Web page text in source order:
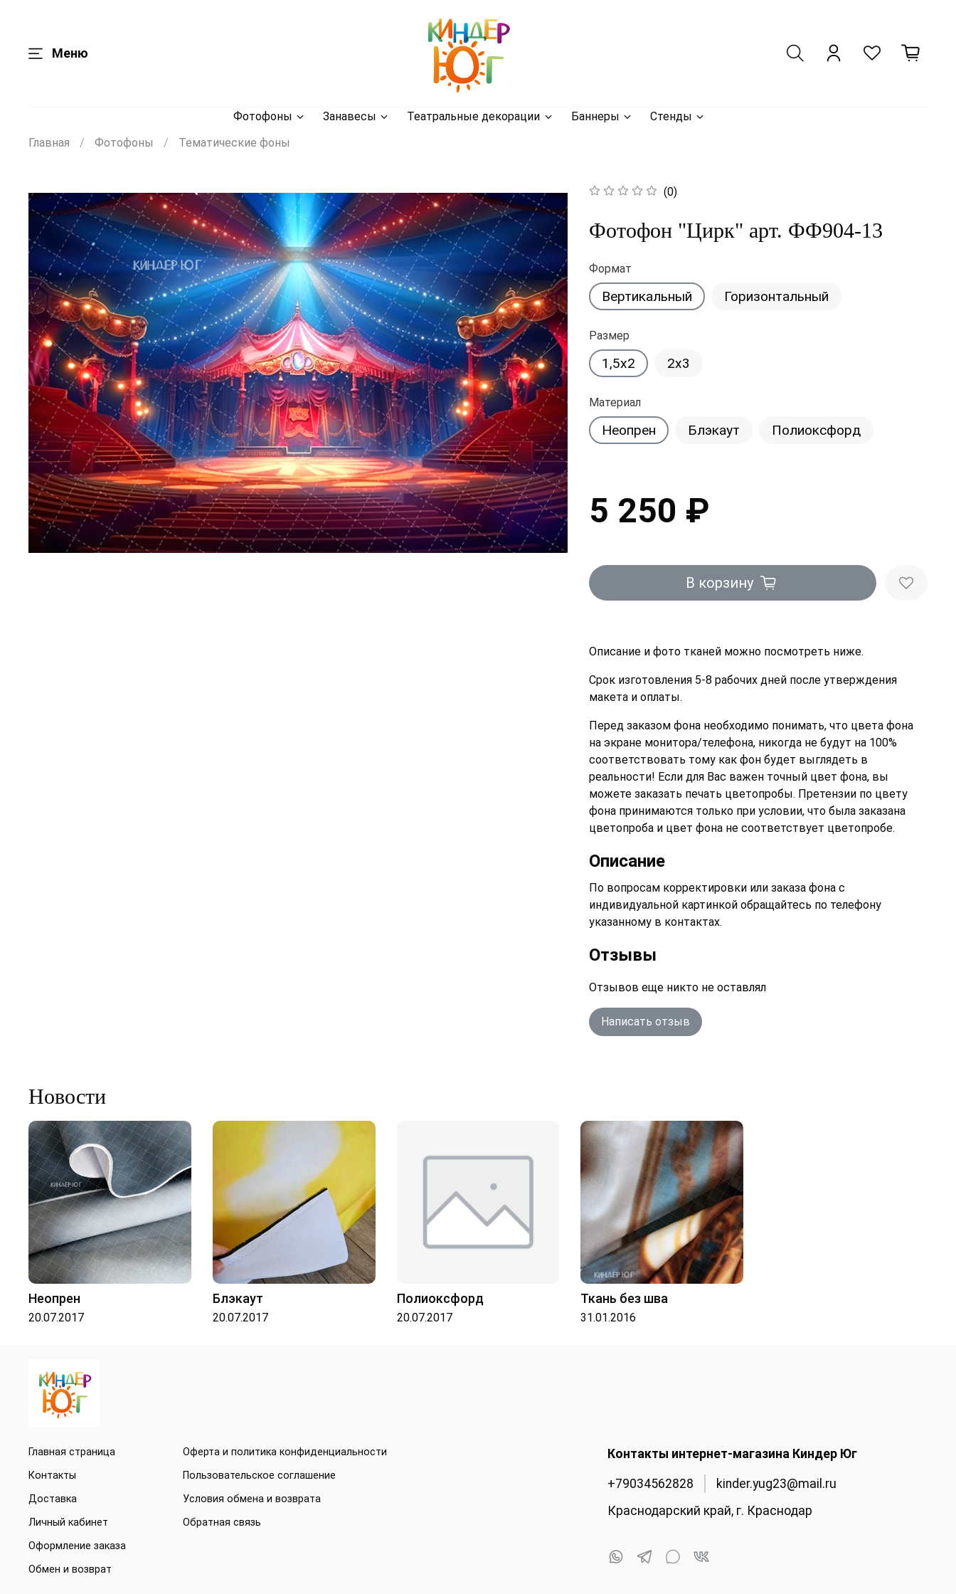
Меню
Фотофоны Занавесы Театральные декорации Баннеры
Стенды
Главная
Фотофоны Тематические фоны
(0)
Фотофон "Цирк" арт. ФФ904-13
Формат
Вертикальный Горизонтальный
Размер
1,5x2 2x3
Материал
Неопрен Блэкаут Полиоксфорд
5 250 ₽
В корзину
Описание и фото тканей можно посмотреть ниже.
Срок изготовления 5-8 рабочих дней после утверждения
макета и оплаты.
Перед заказом фона необходимо понимать, что цвета фона
на экране монитора/телефона, никогда не будут на 100%
соответствовать тому как фон будет выглядеть в
реальности! Если для Вас важен точный цвет фона, вы
можете заказать печать цветопробы. Претензии по цвету
фона принимаются только при условии, что была заказана
цветопроба и цвет фона не соответствует цветопробе.
Описание
По вопросам корректировки или заказа фона с
индивидуальной картинкой обращайтесь по телефону
указанному в контактах.
Отзывы
Отзывов еще никто не оставлял
Написать отзыв
Новости
Неопрен
20.07.2017
Блэкаут
20.07.2017
Полиоксфорд
20.07.2017
Ткань без шва
31.01.2016
Главная страница
Контакты
Доставка
Личный кабинет
Оформление заказа
Обмен и возврат
Оферта и политика конфиденциальности
Пользовательское соглашение
Условия обмена и возврата
Обратная связь
Контакты интернет-магазина Киндер Юг
+79034562828
kinder.yug23@mail.ru
Краснодарский край, г. Краснодар